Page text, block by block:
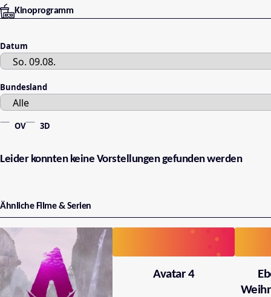
Kinoprogramm
Datum
Bundesland
OV 3D
Leider konnten keine Vorstellungen gefunden werden
Ähnliche Filme & Serien
Avatar 4